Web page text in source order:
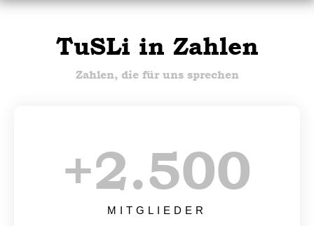
TuSLi in Zahlen
Zahlen, die für uns sprechen
MITGLIEDER
+2.500